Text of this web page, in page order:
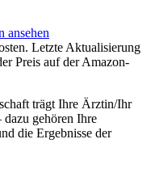
ansehen
Letzte Aktualisierung
Preis auf der Amazon-
trägt Ihre Ärztin/Ihr
gehören Ihre
die Ergebnisse der